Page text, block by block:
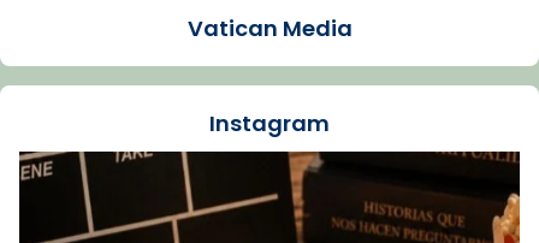
La Carmina va patir depressió. Fa gairebé
dos mesos, a l'Estadi Lluís Companys, la
Recupera l'entrevista comp
Vatican
tican News 👇
Vatican Media
Instagram